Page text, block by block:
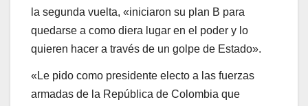
la segunda vuelta, «iniciaron su plan B para
quedarse a como diera lugar en el poder y lo
quieren hacer a través de un golpe de Estado».
«Le pido como presidente electo a las fuerzas
armadas de la República de Colombia que